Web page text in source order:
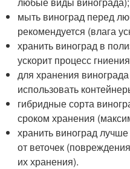
мыть виноград перед
рекомендуется (влага
хранить виноград в
ускорит процесс
для хранения
использовать
гибридные сорта
сроком хранения
хранить виноград
от веточек
их хранения).